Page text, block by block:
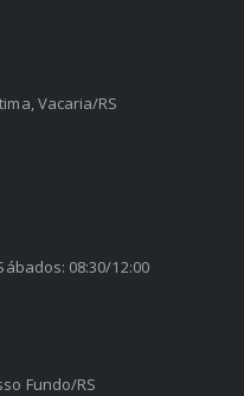
Vacaria/RS
08:30/12:00
Fundo/RS